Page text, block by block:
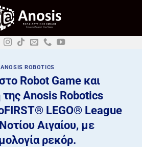
ANOSIS ROBOTICS
Robot Game και
της Anosis Robotics
LEGO® League
Αιγαίου, με
ρεκόρ.